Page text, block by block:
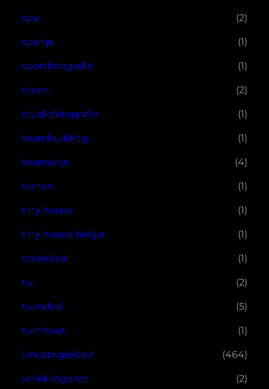
spa (2)
spanje (1)
sportfotografie (1)
steen (2)
studiofotografie (1)
teambuilding (1)
teamuitje (4)
tienen (1)
tiny house (1)
tiny house belgie (1)
traveldeal (1)
tui (2)
tuinafval (5)
turnhout (1)
Uncategorized (464)
uniek logeren (2)